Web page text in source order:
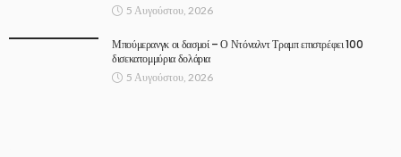
5 Αυγούστου, 2026
Μπούμερανγκ οι δασμοί – Ο Ντόναλντ Τραμπ επιστρέφει 100
δισεκατομμύρια δολάρια
5 Αυγούστου, 2026